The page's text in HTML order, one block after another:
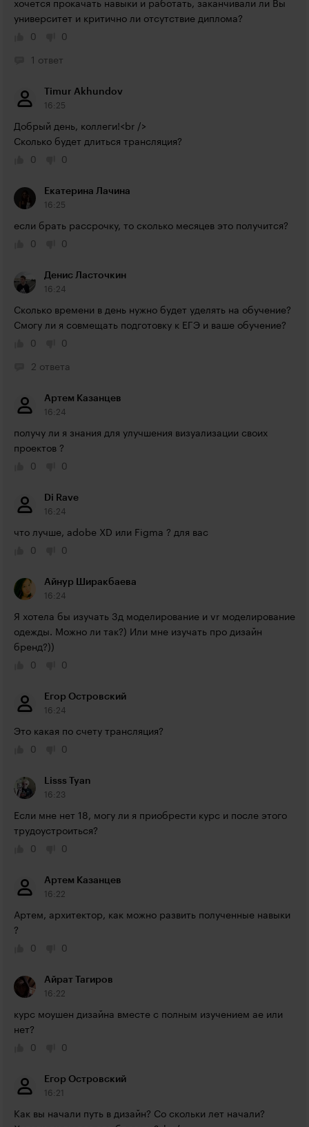
хочется прокачать навыки и работать, заканчивали ли Вы
университет и критично ли отсутствие диплома?
0
0
1 ответ
Timur Akhundov
16:25
Добрый день, коллеги!<br />
Сколько будет длиться трансляция?
0
0
Екатерина Лачина
16:25
если брать рассрочку, то сколько месяцев это получится?
0
0
Денис Ласточкин
16:24
Сколько времени в день нужно будет уделять на обучение?
Смогу ли я совмещать подготовку к ЕГЭ и ваше обучение?
0
0
2 ответа
Артем Казанцев
16:24
получу ли я знания для улучшения визуализации своих
проектов ?
0
0
Di Rave
16:24
что лучше, adobe XD или Figma ? для вас
0
0
Айнур Ширакбаева
16:24
Я хотела бы изучать 3д моделирование и vr моделирование
одежды. Можно ли так?) Или мне изучать про дизайн
бренд?))
0
0
Егор Островский
16:24
Это какая по счету трансляция?
0
0
Lisss Tyan
16:23
Если мне нет 18, могу ли я приобрести курс и после этого
трудоустроиться?
0
0
Артем Казанцев
16:22
Артем, архитектор, как можно развить полученные навыки
?
0
0
Айрат Тагиров
16:22
курс моушен дизайна вместе с полным изучением ае или
нет?
0
0
Егор Островский
16:21
Как вы начали путь в дизайн? Со скольки лет начали?